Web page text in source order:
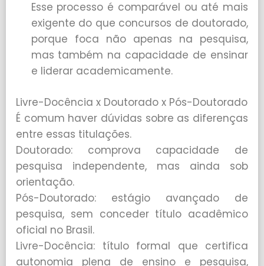
Esse processo é comparável ou até mais
exigente do que concursos de doutorado,
porque foca não apenas na pesquisa,
mas também na capacidade de ensinar
e liderar academicamente.
Livre-Docência x Doutorado x Pós-Doutorado
É comum haver dúvidas sobre as diferenças
entre essas titulações.
Doutorado: comprova capacidade de
pesquisa independente, mas ainda sob
orientação.
Pós-Doutorado: estágio avançado de
pesquisa, sem conceder título acadêmico
oficial no Brasil.
Livre-Docência: título formal que certifica
autonomia plena de ensino e pesquisa,